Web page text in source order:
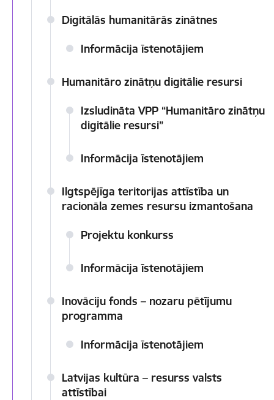
Digitālās humanitārās zinātnes
Informācija īstenotājiem
Humanitāro zinātņu digitālie resursi
Izsludināta VPP “Humanitāro zinātņu
digitālie resursi”
Informācija īstenotājiem
Ilgtspējīga teritorijas attīstība un
racionāla zemes resursu izmantošana
Projektu konkurss
Informācija īstenotājiem
Inovāciju fonds – nozaru pētījumu
programma
Informācija īstenotājiem
Latvijas kultūra – resurss valsts
attīstībai